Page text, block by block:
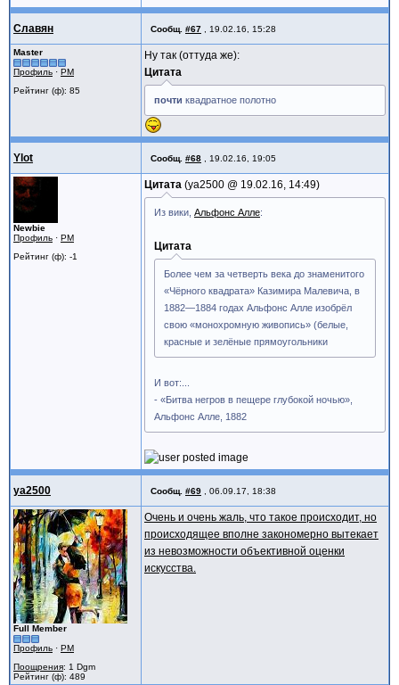
Славян Сообщ. #67 19.02.16, 15:28
Master
Профиль · PM
Рейтинг (ф): 85
Ну так (оттуда же):
Цитата
почти квадратное полотно
Ylot Сообщ. #68 19.02.16, 19:05
Newbie
Профиль · PM
Рейтинг (ф): -1
Цитата ya2500 @ 19.02.16, 14:49
Из вики, Альфонс Алле:
Цитата
Более чем за четверть века до знаменитого
«Чёрного квадрата» Казимира Малевича, в
1882—1884 годах Альфонс Алле изобрёл
свою «монохромную живопись» (белые,
красные и зелёные прямоугольники
И вот:...
- «Битва негров в пещере глубокой ночью»,
Альфонс Алле, 1882
ya2500 Сообщ. #69 06.09.17, 18:38
Full Member
Профиль · PM
Поощрения: 1 Dgm
Рейтинг (ф): 489
Очень и очень жаль, что такое происходит, но
происходящее вполне закономерно вытекает
из невозможности объективной оценки
искусства.